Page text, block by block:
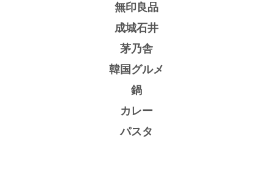
無印良品
成城石井
茅乃舎
韓国グルメ
鍋
カレー
パスタ